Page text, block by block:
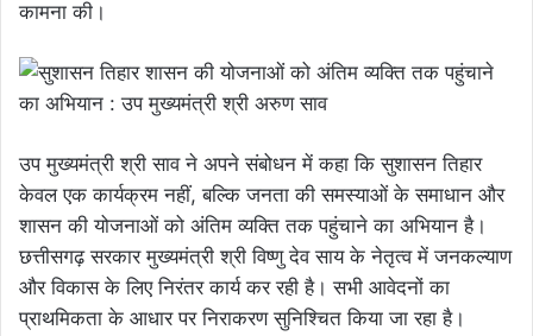
कामना की।
उप मुख्यमंत्री श्री साव ने अपने संबोधन में कहा कि सुशासन तिहार
केवल एक कार्यक्रम नहीं, बल्कि जनता की समस्याओं के समाधान और
शासन की योजनाओं को अंतिम व्यक्ति तक पहुंचाने का अभियान है।
छत्तीसगढ़ सरकार मुख्यमंत्री श्री विष्णु देव साय के नेतृत्व में जनकल्याण
और विकास के लिए निरंतर कार्य कर रही है। सभी आवेदनों का
प्राथमिकता के आधार पर निराकरण सुनिश्चित किया जा रहा है।